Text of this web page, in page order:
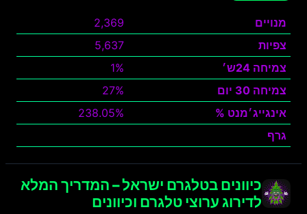
מנויים
2,369
צפיות
5,637
צמיחה 24ש׳
1%
צמיחה 30 יום
27%
אינגייג׳מנט %
238.05%
גרף
כיוונים בטלגרם ישראל – המדריך המלא
לדירוג ערוצי טלגרם וכיוונים